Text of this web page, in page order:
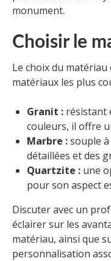
monument.
Choisir le
Le choix du
matériaux les plus
Granit : résistant
couleurs, il offre
Marbre :souple
détaillées et des
Quartzite : une
pour son aspect
Discuter avec un
éclairer sur les
matériau, ainsi que
personnalisation